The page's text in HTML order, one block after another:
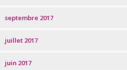
septembre 2017
juillet 2017
juin 2017